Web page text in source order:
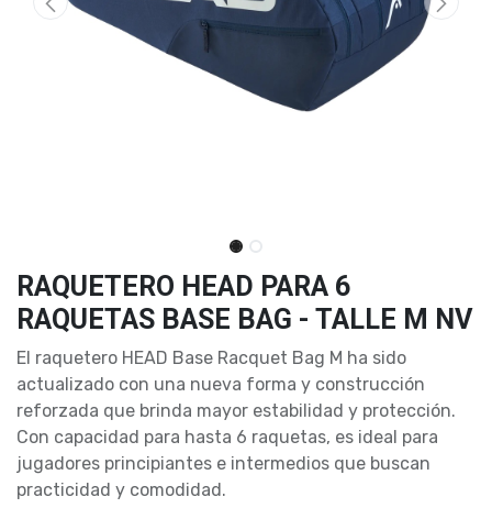
RAQUETERO HEAD PARA 6
RAQUETAS BASE BAG - TALLE M NV
El raquetero HEAD Base Racquet Bag M ha sido
actualizado con una nueva forma y construcción
reforzada que brinda mayor estabilidad y protección.
Con capacidad para hasta 6 raquetas, es ideal para
jugadores principiantes e intermedios que buscan
practicidad y comodidad.